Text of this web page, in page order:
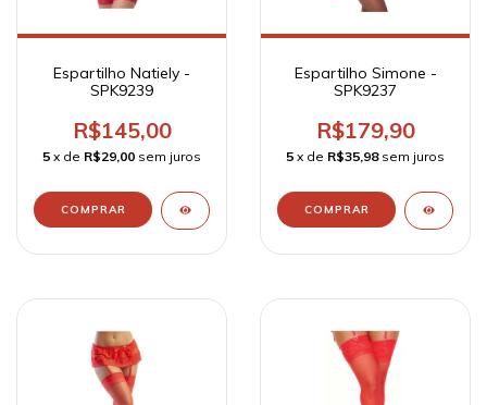
Espartilho Natiely -
SPK9239
R$145,00
5 x de R$29,00 sem juros
Espartilho Simone -
SPK9237
R$179,90
5 x de R$35,98 sem juros